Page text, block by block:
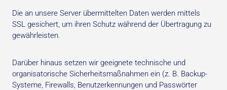
Die an unsere Server übermittelten Daten werden mittels
SSL gesichert, um ihren Schutz während der Übertragung zu
gewährleisten.
Darüber hinaus setzen wir geeignete technische und
organisatorische Sicherheitsmaßnahmen ein (z. B. Backup-
Systeme, Firewalls, Benutzerkennungen und Passwörter